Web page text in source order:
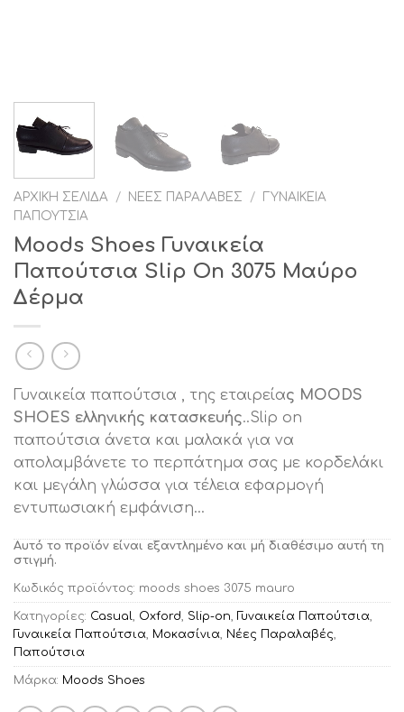
ΑΡΧΙΚΉ ΣΕΛΊΔΑ / ΝΈΕΣ ΠΑΡΑΛΑΒΈΣ /
ΓΥΝΑΙΚΕΊΑ
ΠΑΠΟΎΤΣΙΑ
Moods Shoes Γυναικεία
Παπούτσια Slip On 3075 Μαύρο
Δέρμα
Γυναικεία παπούτσια , της εταιρείας MOODS
SHOES ελληνικής κατασκευής..Slip on
παπούτσια άνετα και μαλακά για να
απολαμβάνετε το περπάτημα σας με κορδελάκι
και μεγάλη γλώσσα για τέλεια εφαρμογή
εντυπωσιακή εμφάνιση…
Αυτό το προϊόν είναι εξαντλημένο και μή διαθέσιμο αυτή τη
στιγμή.
Κωδικός προϊόντος: moods shoes 3075 mauro
Κατηγορίες: Casual, Oxford, Slip-on, Γυναικεία Παπούτσια,
Γυναικεία Παπούτσια, Μοκασίνια, Νέες Παραλαβές,
Παπούτσια
Μάρκα: Moods Shoes